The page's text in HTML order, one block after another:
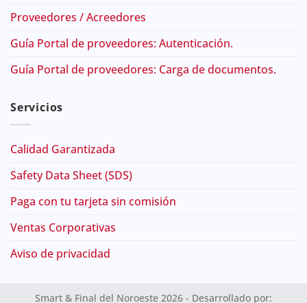
Proveedores / Acreedores
Guía Portal de proveedores: Autenticación.
Guía Portal de proveedores: Carga de documentos.
Servicios
Calidad Garantizada
Safety Data Sheet (SDS)
Paga con tu tarjeta sin comisión
Ventas Corporativas
Aviso de privacidad
Smart & Final del Noroeste 2026 - Desarrollado por: